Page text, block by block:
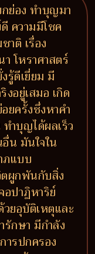
ย่อง ทำบุญมา
ความมีโชค
าติ เรื่อง
โหราศาสตร์
รู้ดีเยี่ยม มี
งอยู่เสมอ เกิด
ยครั้งซึ่งหาคำ
ำบุญได้ผลเร็ว
น มันใจใน
ภแบบ
ตผูกพันกับสิ่ง
อปาฏิหาริย์
ยอุบัติเหตุและ
รักษา มีกำลัง
ารปกครอง